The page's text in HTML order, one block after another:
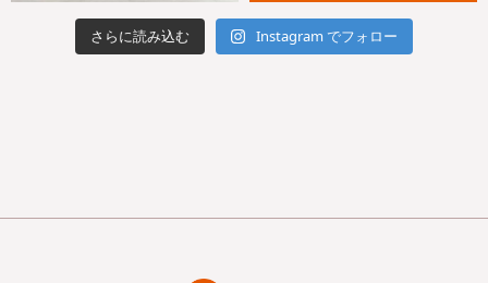
さらに読み込む Instagram でフォロー